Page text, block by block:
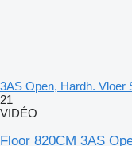
3AS Open, Hardh. Vloer
21
VIDÉO
Floor 820CM 3AS